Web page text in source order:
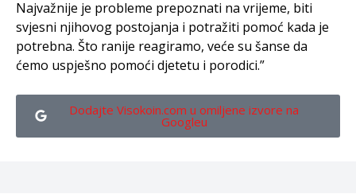
Najvažnije je probleme prepoznati na vrijeme, biti
svjesni njihovog postojanja i potražiti pomoć kada je
potrebna. Što ranije reagiramo, veće su šanse da
ćemo uspješno pomoći djetetu i porodici.”
Dodajte Visokoin.com u omiljene izvore na
Googleu